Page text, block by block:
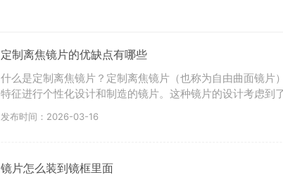
定制离焦镜片的优缺点有哪些
什么是定制离焦镜片？定制离焦镜片（也称为自由曲面镜片
特征进行个性化设计和制造的镜片。这种镜片的设计考虑到
发布时间：2026-03-16
镜片怎么装到镜框里面